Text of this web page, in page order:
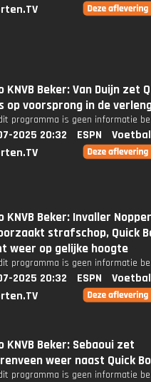
KNVB Beker: Van Duijn zet
op voorsprong in de
programma is geen informatie
2025 20:32 ESPN
KNVB Beker: Invaller
strafschop, Quick
weer op gelijke hoogte
programma is geen informatie
2025 20:32 ESPN
KNVB Beker: Sebaoui zet
weer naast Quick
programma is geen informatie